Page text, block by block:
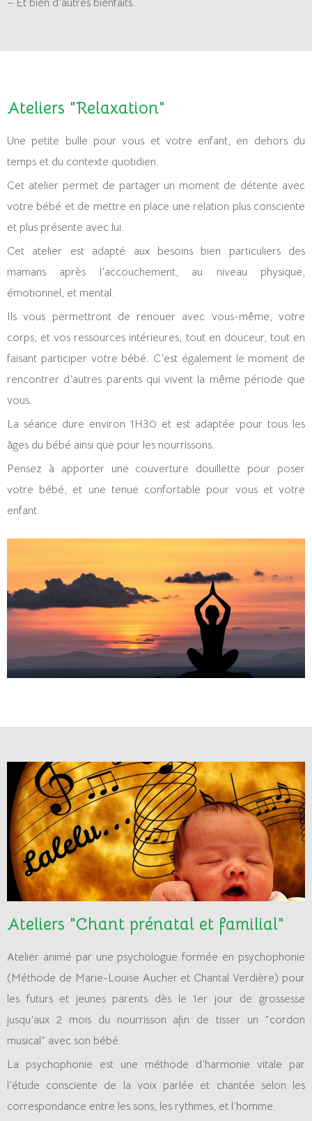
Ateliers "Relaxation"
Une petite bulle pour vous et votre enfant, en dehors du
temps et du contexte quotidien.
Cet atelier permet de partager un moment de détente avec
votre bébé et de mettre en place une relation plus consciente
et plus présente avec lui.
Cet atelier est adapté aux besoins bien particuliers des
mamans après l’accouchement, au niveau physique,
émotionnel, et mental.
Ils vous permettront de renouer avec vous-même, votre
corps, et vos ressources intérieures, tout en douceur, tout en
faisant participer votre bébé. C’est également le moment de
rencontrer d’autres parents qui vivent la même période que
vous.
La séance dure environ 1H30 et est adaptée pour tous les
âges du bébé ainsi que pour les nourrissons.
Pensez à apporter une couverture douillette pour poser
votre bébé, et une tenue confortable pour vous et votre
enfant.
Ateliers "Chant prénatal et familial"
Atelier animé par une psychologue formée en psychophonie
(Méthode de Marie-Louise Aucher et Chantal Verdière) pour
les futurs et jeunes parents dès le 1er jour de grossesse
jusqu’aux 2 mois du nourrisson afin de tisser un “cordon
musical” avec son bébé.
La psychophonie est une méthode d’harmonie vitale par
l’étude consciente de la voix parlée et chantée selon les
correspondance entre les sons, les rythmes, et l’homme.